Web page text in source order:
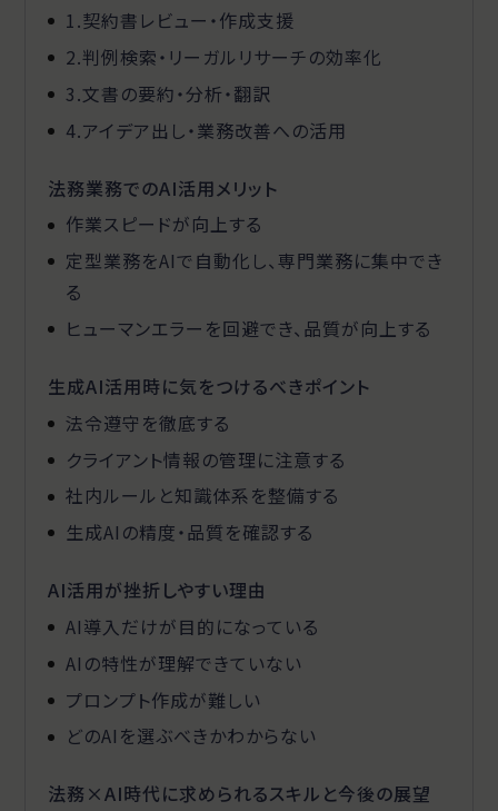
1.契約書レビュー・作成支援
2.判例検索・リーガルリサーチの効率化
3.文書の要約・分析・翻訳
4.アイデア出し・業務改善への活用
法務業務でのAI活用メリット
作業スピードが向上する
定型業務をAIで自動化し、専門業務に集中でき
る
ヒューマンエラーを回避でき、品質が向上する
生成AI活用時に気をつけるべきポイント
法令遵守を徹底する
クライアント情報の管理に注意する
社内ルールと知識体系を整備する
生成AIの精度・品質を確認する
AI活用が挫折しやすい理由
AI導入だけが目的になっている
AIの特性が理解できていない
プロンプト作成が難しい
どのAIを選ぶべきかわからない
法務×AI時代に求められるスキルと今後の展望